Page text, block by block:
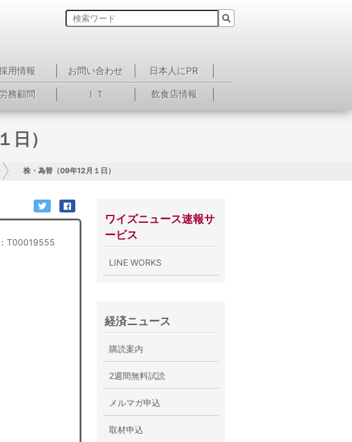
用情報 お問い合わせ
日本人にPR
務顧問 ＩＴ 飲食店情報
）
株・為替（09年12月１日）
T00019555
ワイズニュース速報サ
ービス
LINE WORKS
経済ニュース
購読案内
2週間無料試読
メルマガ申込
取材申込